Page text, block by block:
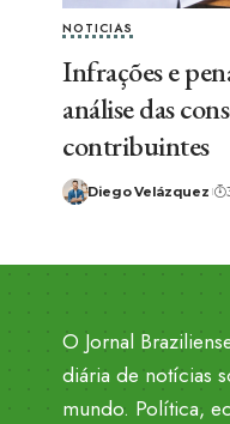
NOTICIAS
Infrações e
análise das
contribuintes
Diego Velázquez
O Jornal
diária de notícias
mundo. Política,